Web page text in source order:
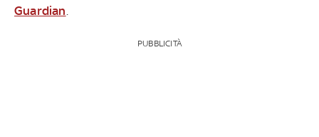
Guardian
PUBBLICITÀ